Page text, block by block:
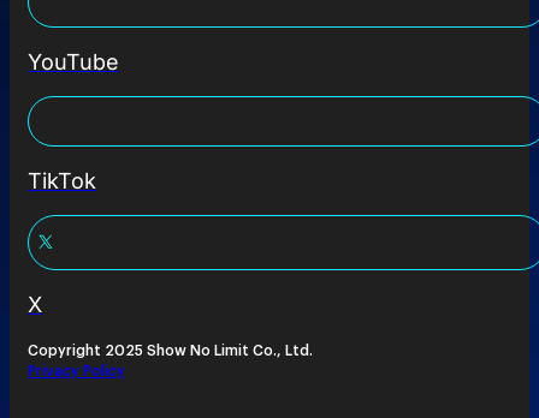
YouTube
TikTok
X
Copyright 2025 Show No Limit Co., Ltd.
Privacy Policy